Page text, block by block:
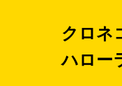
クロネ
ハロー